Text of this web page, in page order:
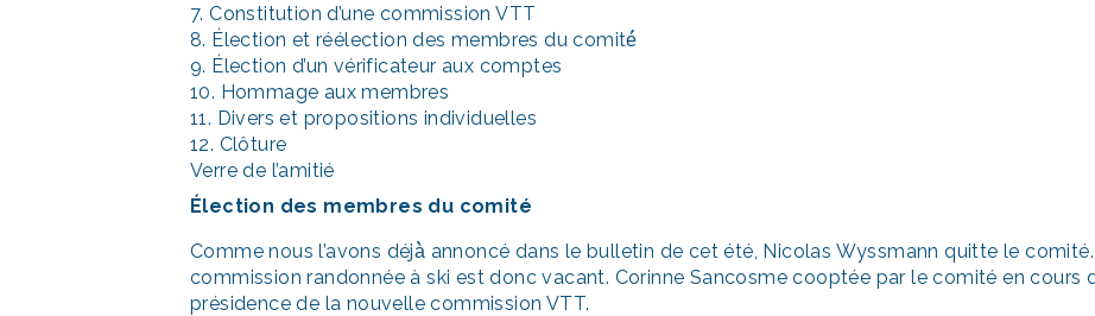
7. Constitution d’une commission VTT
8. Élection et réélection des membres du comité́
9. Élection d’un vérificateur aux comptes
10. Hommage aux membres
11. Divers et propositions individuelles
12. Clôture
Verre de l’amitié
Élection des membres du comité
Comme nous l’avons déjà̀ annoncé dans le bulletin de cet été, Nicolas Wyssmann quitte le
commission randonnée à ski est donc vacant. Corinne Sancosme cooptée par le comité en cours
présidence de la nouvelle commission VTT.